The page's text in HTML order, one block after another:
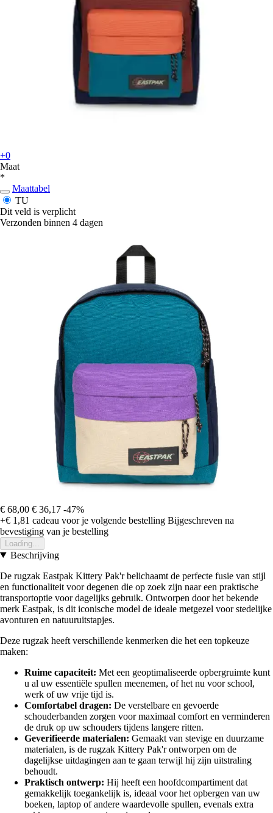
+0
Maat
*
Maattabel
TU
Dit veld is verplicht
Verzonden binnen 4 dagen
€ 68,00 € 36,17 -47%
+€ 1,81 cadeau voor je volgende bestelling Bijgeschreven na
bevestiging van je bestelling
Loading...
Beschrijving
De rugzak Eastpak Kittery Pak'r belichaamt de perfecte fusie van stijl
en functionaliteit voor degenen die op zoek zijn naar een praktische
transportoptie voor dagelijks gebruik. Ontworpen door het bekende
merk Eastpak, is dit iconische model de ideale metgezel voor stedelijke
avonturen en natuuruitstapjes.
Deze rugzak heeft verschillende kenmerken die het een topkeuze
maken:
Ruime capaciteit: Met een geoptimaliseerde opbergruimte kunt
u al uw essentiële spullen meenemen, of het nu voor school,
werk of uw vrije tijd is.
Comfortabel dragen: De verstelbare en gevoerde
schouderbanden zorgen voor maximaal comfort en verminderen
de druk op uw schouders tijdens langere ritten.
Geverifieerde materialen: Gemaakt van stevige en duurzame
materialen, is de rugzak Kittery Pak'r ontworpen om de
dagelijkse uitdagingen aan te gaan terwijl hij zijn uitstraling
behoudt.
Praktisch ontwerp: Hij heeft een hoofdcompartiment dat
gemakkelijk toegankelijk is, ideaal voor het opbergen van uw
boeken, laptop of andere waardevolle spullen, evenals extra